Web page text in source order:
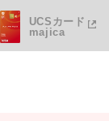
たな驚きを
UCSカード
majica